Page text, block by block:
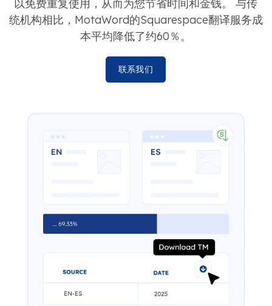
以免费重复使用，从而为您节省时间和金钱。 与传
统机构相比，MotaWord的Squarespace翻译服务成
本平均降低了约60％。
联系我们